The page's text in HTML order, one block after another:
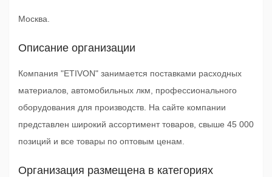
Москва.
Описание организации
Компания "ETIVON" занимается поставками расходных
материалов, автомобильных лкм, профессионального
оборудования для производств. На сайте компании
представлен широкий ассортимент товаров, свыше 45 000
позиций и все товары по оптовым ценам.
Организация размещена в категориях